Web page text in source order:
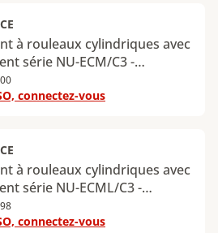
360 kN
à rouleaux cylindriques avec
série NU-ECM/C3 -
intérieur : 95 mm - Diamètre
200 mm - Largeur : 45 mm -
390 kN
connectez-vous
à rouleaux cylindriques avec
série NU-ECML/C3 -
intérieur : 55 mm - Diamètre
120 mm - Largeur : 43 mm -
connectez-vous